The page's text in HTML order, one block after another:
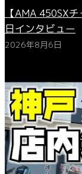
【AMA 450SX
日インタビュー
2026年8月6日